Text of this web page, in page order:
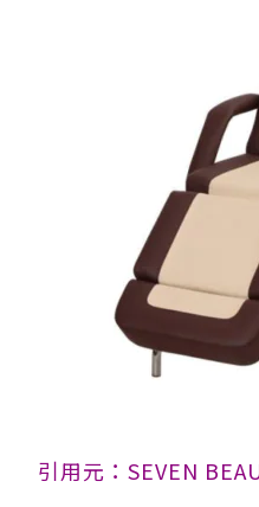
引用元：SEVEN